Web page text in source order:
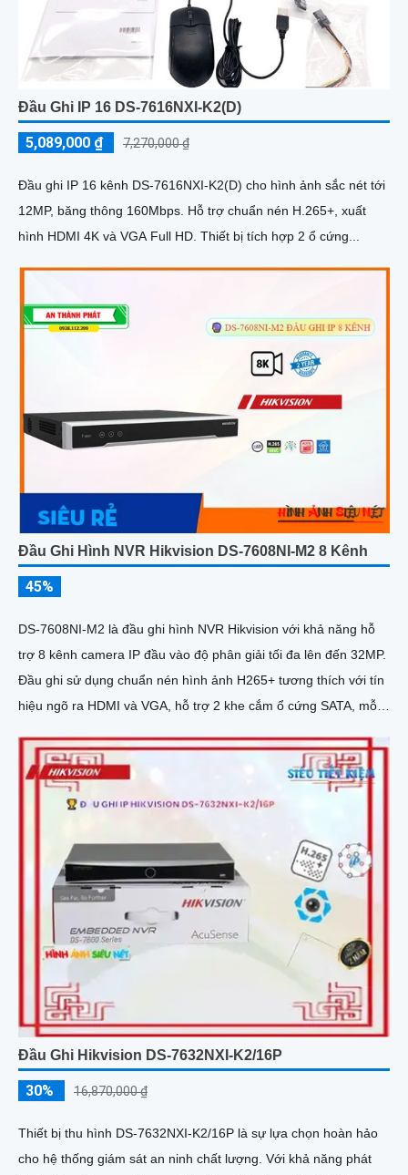
Đầu Ghi IP 16 DS-7616NXI-K2(D)
5,089,000 ₫ 7,270,000 ₫
Đầu ghi IP 16 kênh DS-7616NXI-K2(D) cho hình ảnh sắc nét tới
12MP, băng thông 160Mbps. Hỗ trợ chuẩn nén H.265+, xuất
hình HDMI 4K và VGA Full HD. Thiết bị tích hợp 2 ổ cứng...
Đầu Ghi Hình NVR Hikvision DS-7608NI-M2 8 Kênh
45%
DS-7608NI-M2 là đầu ghi hình NVR Hikvision với khả năng hỗ
trợ 8 kênh camera IP đầu vào độ phân giải tối đa lên đến 32MP.
Đầu ghi sử dụng chuẩn nén hình ảnh H265+ tương thích với tín
hiệu ngõ ra HDMI và VGA, hỗ trợ 2 khe cắm ổ cứng SATA, mỗi
Đầu Ghi Hikvision DS-7632NXI-K2/16P
30% 16,870,000 ₫
Thiết bị thu hình DS-7632NXI-K2/16P là sự lựa chọn hoàn hảo
cho hệ thống giám sát an ninh chất lượng. Với khả năng phát